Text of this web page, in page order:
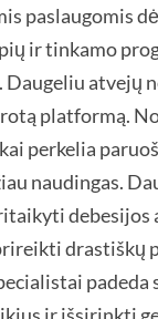
paslaugomis
ir tinkamo
atvejų
platformą.
perkelia
naudingas.
debesijos
drastiškų
padeda